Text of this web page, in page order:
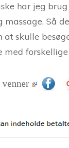
har jeg
massage. Så
skulle
med